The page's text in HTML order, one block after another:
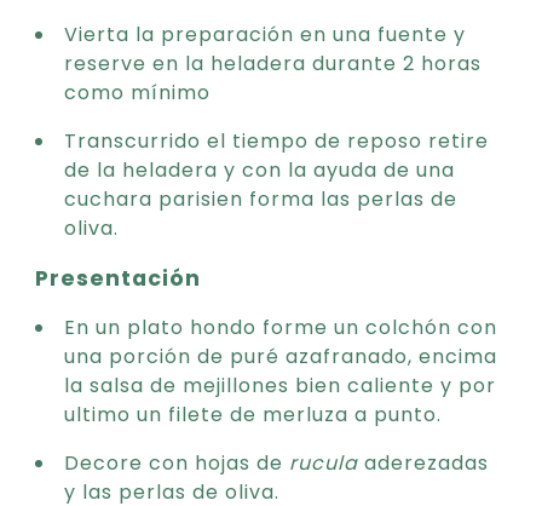
Vierta la preparación en una fuente y
reserve en la heladera durante 2 horas
como mínimo
Transcurrido el tiempo de reposo retire
de la heladera y con la ayuda de una
cuchara parisien forma las perlas de
oliva.
Presentación
En un plato hondo forme un colchón con
una porción de puré azafranado, encima
la salsa de mejillones bien caliente y por
ultimo un filete de merluza a punto.
Decore con hojas de rucula aderezadas
y las perlas de oliva.